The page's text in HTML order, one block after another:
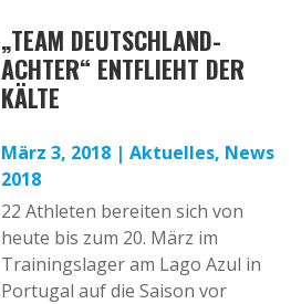
„TEAM DEUTSCHLAND-
ACHTER“ ENTFLIEHT DER
KÄLTE
März 3, 2018 |Aktuelles, News
2018
22 Athleten bereiten sich von
heute bis zum 20. März im
Trainingslager am Lago Azul in
Portugal auf die Saison vor